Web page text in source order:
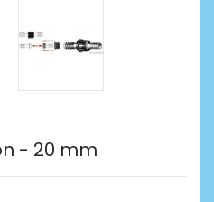
- 20 mm